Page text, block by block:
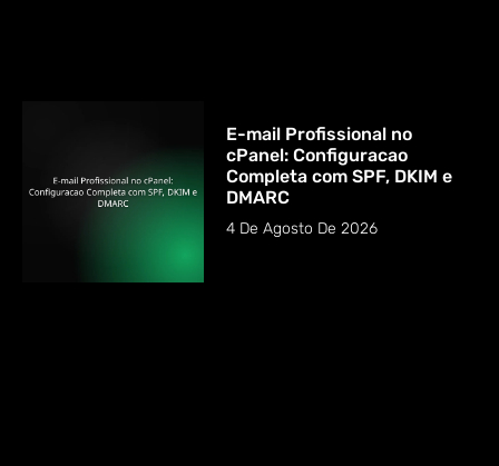
E-mail Profissional no
cPanel: Configuracao
Completa com SPF, DKIM e
DMARC
4 De Agosto De 2026